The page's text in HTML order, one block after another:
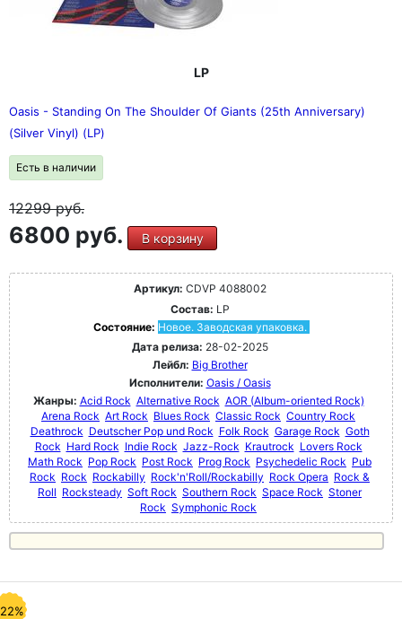
LP
Oasis - Standing On The Shoulder Of Giants (25th Anniversary)
(Silver Vinyl) (LP)
Есть в наличии
12299руб.
6800 руб. В корзину
Артикул: CDVP 4088002
Состав: LP
Состояние: Новое. Заводская упаковка.
Дата релиза: 28-02-2025
Лейбл: Big Brother
Исполнители: Oasis / Oasis
Жанры: Acid Rock Alternative Rock AOR (Album-oriented Rock)
Arena Rock Art Rock Blues Rock Classic Rock Country Rock
Deathrock Deutscher Pop und Rock Folk Rock Garage Rock Goth
Rock Hard Rock Indie Rock Jazz-Rock Krautrock Lovers Rock
Math Rock Pop Rock Post Rock Prog Rock Psychedelic Rock Pub
Rock Rock Rockabilly Rock'n'Roll/Rockabilly Rock Opera Rock &
Roll Rocksteady Soft Rock Southern Rock Space Rock Stoner
Rock Symphonic Rock